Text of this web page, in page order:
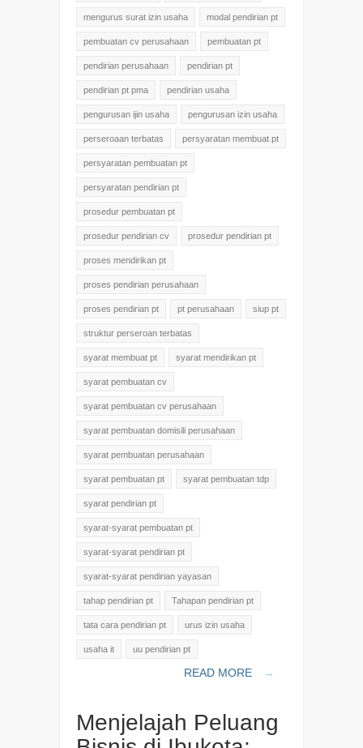
mengurus surat izin usaha modal pendirian pt
pembuatan cv perusahaan pembuatan pt
pendirian perusahaan pendirian pt
pendirian pt pma pendirian usaha
pengurusan ijin usaha pengurusan izin usaha
perseroaan terbatas persyaratan membuat pt
persyaratan pembuatan pt
persyaratan pendirian pt
prosedur pembuatan pt
prosedur pendirian cv prosedur pendirian pt
proses mendirikan pt
proses pendirian perusahaan
proses pendirian pt pt perusahaan siup pt
struktur perseroan terbatas
syarat membuat pt syarat mendirikan pt
syarat pembuatan cv
syarat pembuatan cv perusahaan
syarat pembuatan domisili perusahaan
syarat pembuatan perusahaan
syarat pembuatan pt syarat pembuatan tdp
syarat pendirian pt
syarat-syarat pembuatan pt
syarat-syarat pendirian pt
syarat-syarat pendirian yayasan
tahap pendirian pt Tahapan pendirian pt
tata cara pendirian pt urus izin usaha
usaha it uu pendirian pt
READ MORE →
Menjelajah Peluang